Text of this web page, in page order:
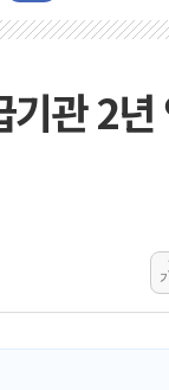
장동혁 "산
대동, 2분기
폭염이 바꾼
'징역 47년'
[오늘의 차
입추 지나
美·中 무역
KIAT·신용
李대통령 "
관 2년